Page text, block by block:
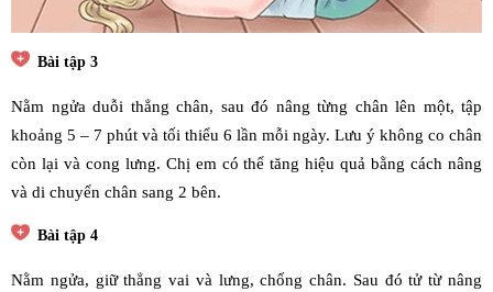
Bài tập 3
Nằm ngửa duỗi thẳng chân, sau đó nâng từng chân lên một, tập
khoảng 5 – 7 phút và tối thiểu 6 lần mỗi ngày. Lưu ý không co chân
còn lại và cong lưng. Chị em có thể tăng hiệu quả bằng cách nâng
và di chuyển chân sang 2 bên.
Bài tập 4
Nằm ngửa, giữ thẳng vai và lưng, chống chân. Sau đó tử từ nâng